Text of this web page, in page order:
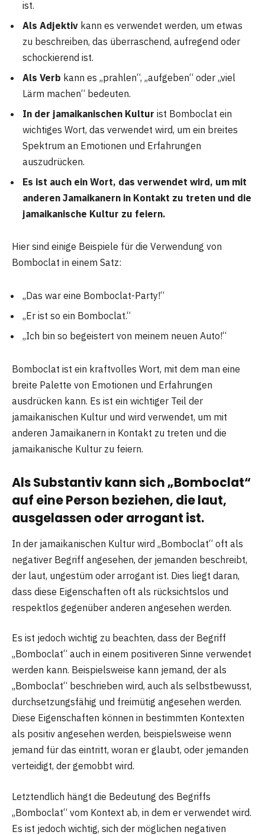
ist.
Als Adjektiv kann es verwendet werden, um etwas
zu beschreiben, das überraschend, aufregend oder
schockierend ist.
Als Verb kann es „prahlen“, „aufgeben“ oder „viel
Lärm machen“ bedeuten.
In der jamaikanischen Kultur ist Bomboclat ein
wichtiges Wort, das verwendet wird, um ein breites
Spektrum an Emotionen und Erfahrungen
auszudrücken.
Es ist auch ein Wort, das verwendet wird, um mit
anderen Jamaikanern in Kontakt zu treten und die
jamaikanische Kultur zu feiern.
Hier sind einige Beispiele für die Verwendung von
Bomboclat in einem Satz:
„Das war eine Bomboclat-Party!“
„Er ist so ein Bomboclat.“
„Ich bin so begeistert von meinem neuen Auto!“
Bomboclat ist ein kraftvolles Wort, mit dem man eine
breite Palette von Emotionen und Erfahrungen
ausdrücken kann. Es ist ein wichtiger Teil der
jamaikanischen Kultur und wird verwendet, um mit
anderen Jamaikanern in Kontakt zu treten und die
jamaikanische Kultur zu feiern.
Als Substantiv kann sich „Bomboclat“
auf eine Person beziehen, die laut,
ausgelassen oder arrogant ist.
In der jamaikanischen Kultur wird „Bomboclat“ oft als
negativer Begriff angesehen, der jemanden beschreibt,
der laut, ungestüm oder arrogant ist. Dies liegt daran,
dass diese Eigenschaften oft als rücksichtslos und
respektlos gegenüber anderen angesehen werden.
Es ist jedoch wichtig zu beachten, dass der Begriff
„Bomboclat“ auch in einem positiveren Sinne verwendet
werden kann. Beispielsweise kann jemand, der als
„Bomboclat“ beschrieben wird, auch als selbstbewusst,
durchsetzungsfähig und freimütig angesehen werden.
Diese Eigenschaften können in bestimmten Kontexten
als positiv angesehen werden, beispielsweise wenn
jemand für das eintritt, woran er glaubt, oder jemanden
verteidigt, der gemobbt wird.
Letztendlich hängt die Bedeutung des Begriffs
„Bomboclat“ vom Kontext ab, in dem er verwendet wird.
Es ist jedoch wichtig, sich der möglichen negativen